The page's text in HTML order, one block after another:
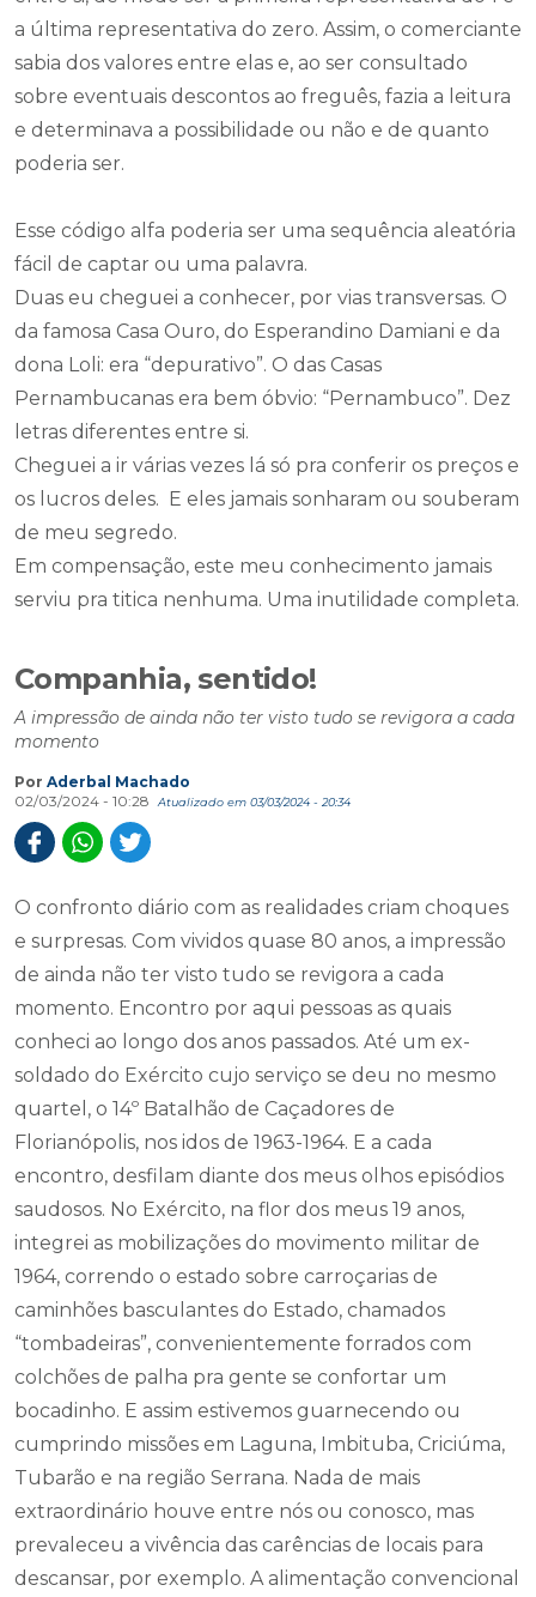
a última representativa do zero. Assim, o comerciante
sabia dos valores entre elas e, ao ser consultado
sobre eventuais descontos ao freguês, fazia a leitura
e determinava a possibilidade ou não e de quanto
poderia ser.
Esse código alfa poderia ser uma sequência aleatória
fácil de captar ou uma palavra.
Duas eu cheguei a conhecer, por vias transversas. O
da famosa Casa Ouro, do Esperandino Damiani e da
dona Loli: era “depurativo”. O das Casas
Pernambucanas era bem óbvio: “Pernambuco”. Dez
letras diferentes entre si.
Cheguei a ir várias vezes lá só pra conferir os preços e
os lucros deles. E eles jamais sonharam ou souberam
de meu segredo.
Em compensação, este meu conhecimento jamais
serviu pra titica nenhuma. Uma inutilidade completa.
Companhia, sentido!
A impressão de ainda não ter visto tudo se revigora a cada
momento
Por Aderbal Machado
02/03/2024 - 10:28
Atualizado em 03/03/2024 - 20:34
O confronto diário com as realidades criam choques
e surpresas. Com vividos quase 80 anos, a impressão
de ainda não ter visto tudo se revigora a cada
momento. Encontro por aqui pessoas as quais
conheci ao longo dos anos passados. Até um ex-
soldado do Exército cujo serviço se deu no mesmo
quartel, o 14º Batalhão de Caçadores de
Florianópolis, nos idos de 1963-1964. E a cada
encontro, desfilam diante dos meus olhos episódios
saudosos. No Exército, na flor dos meus 19 anos,
integrei as mobilizações do movimento militar de
1964, correndo o estado sobre carroçarias de
caminhões basculantes do Estado, chamados
“tombadeiras”, convenientemente forrados com
colchões de palha pra gente se confortar um
bocadinho. E assim estivemos guarnecendo ou
cumprindo missões em Laguna, Imbituba, Criciúma,
Tubarão e na região Serrana. Nada de mais
extraordinário houve entre nós ou conosco, mas
prevaleceu a vivência das carências de locais para
descansar, por exemplo. A alimentação convencional